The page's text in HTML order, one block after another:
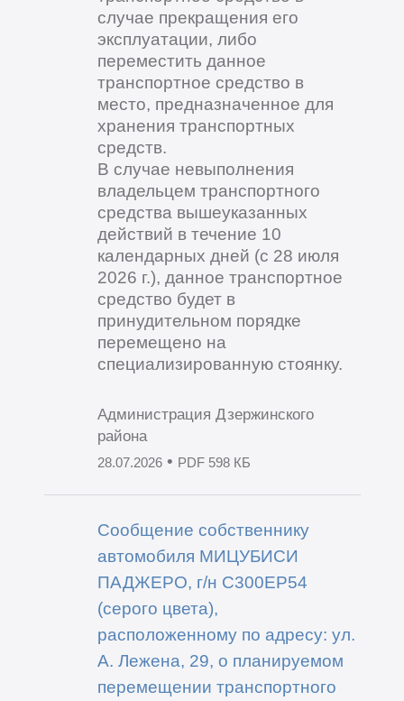
случае прекращения его
эксплуатации, либо
переместить данное
транспортное средство в
место, предназначенное для
хранения транспортных
средств.
В случае невыполнения
владельцем транспортного
средства вышеуказанных
действий в течение 10
календарных дней (с 28 июля
2026 г.), данное транспортное
средство будет в
принудительном порядке
перемещено на
специализированную стоянку.
Администрация Дзержинского
района
28.07.2026• PDF 598 КБ
Сообщение собственнику
автомобиля МИЦУБИСИ
ПАДЖЕРО, г/н С300ЕР54
(серого цвета),
расположенному по адресу: ул.
А. Лежена, 29, о планируемом
перемещении транспортного